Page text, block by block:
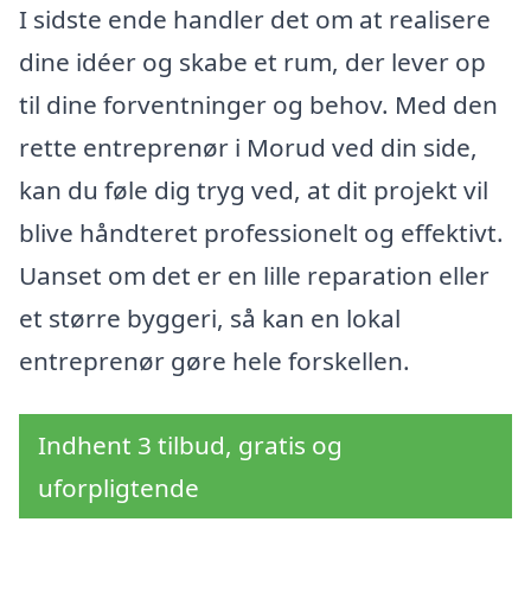
I sidste ende handler det om at realisere
dine idéer og skabe et rum, der lever op
til dine forventninger og behov. Med den
rette entreprenør i Morud ved din side,
kan du føle dig tryg ved, at dit projekt vil
blive håndteret professionelt og effektivt.
Uanset om det er en lille reparation eller
et større byggeri, så kan en lokal
entreprenør gøre hele forskellen.
Indhent 3 tilbud, gratis og
uforpligtende